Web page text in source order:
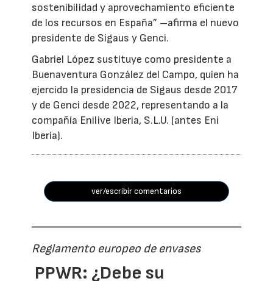
sostenibilidad y aprovechamiento eficiente
de los recursos en España” –afirma el nuevo
presidente de Sigaus y Genci.
Gabriel López sustituye como presidente a
Buenaventura González del Campo, quien ha
ejercido la presidencia de Sigaus desde 2017
y de Genci desde 2022, representando a la
compañía Enilive Iberia, S.L.U. (antes Eni
Iberia).
ver/escribir comentarios
Reglamento europeo de envases
PPWR: ¿Debe su